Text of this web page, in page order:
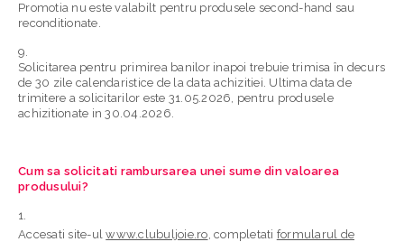
Promotia nu este valabilt pentru produsele second-hand sau
reconditionate.
Solicitarea pentru primirea banilor inapoi trebuie trimisa în decurs
de 30 zile calendaristice de la data achizitiei. Ultima data de
trimitere a solicitarilor este 31.05.2026, pentru produsele
achizitionate in30.04.2026.
Cum sa solicitati rambursarea unei sume din valoarea
produsului?
Accesati site-ulwww.clubuljoie.ro, completati formularul de